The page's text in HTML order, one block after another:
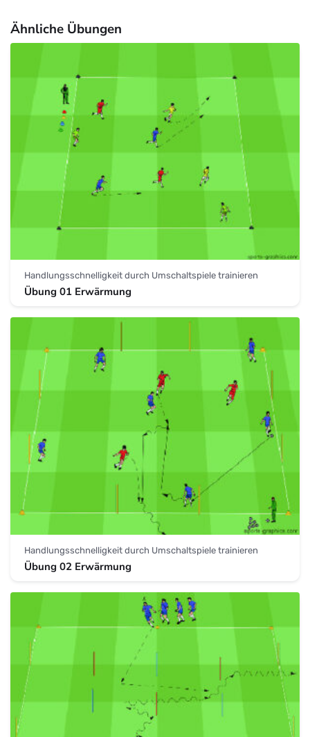
Ähnliche Übungen
Handlungsschnelligkeit durch Umschaltspiele trainieren
Übung 01 Erwärmung
Handlungsschnelligkeit durch Umschaltspiele trainieren
Übung 02 Erwärmung